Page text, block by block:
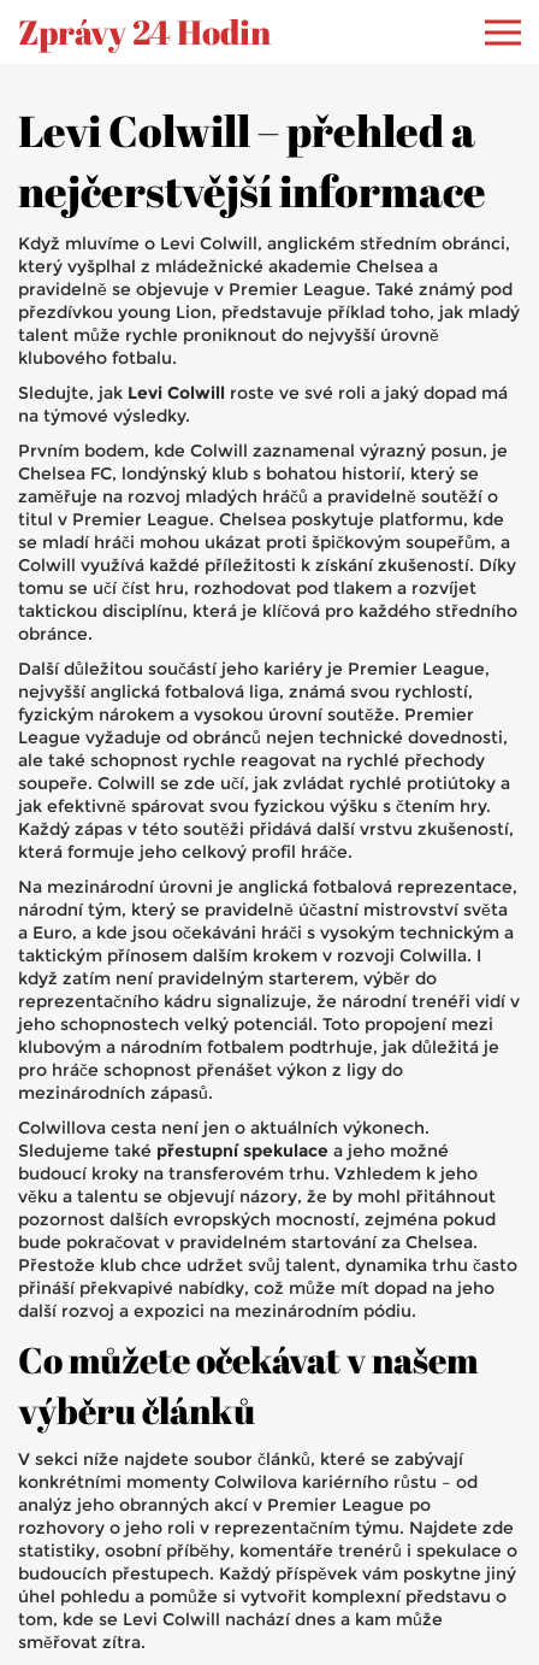
Zprávy 24 Hodin
Levi Colwill – přehled a
nejčerstvější informace
Když mluvíme o Levi Colwill, anglickém středním obránci,
který vyšplhal z mládežnické akademie Chelsea a
pravidelně se objevuje v Premier League. Také známý pod
přezdívkou young Lion, představuje příklad toho, jak mladý
talent může rychle proniknout do nejvyšší úrovně
klubového fotbalu.
Sledujte, jak Levi Colwill roste ve své roli a jaký dopad má
na týmové výsledky.
Prvním bodem, kde Colwill zaznamenal výrazný posun, je
Chelsea FC, londýnský klub s bohatou historií, který se
zaměřuje na rozvoj mladých hráčů a pravidelně soutěží o
titul v Premier League. Chelsea poskytuje platformu, kde
se mladí hráči mohou ukázat proti špičkovým soupeřům, a
Colwill využívá každé příležitosti k získání zkušeností. Díky
tomu se učí číst hru, rozhodovat pod tlakem a rozvíjet
taktickou disciplínu, která je klíčová pro každého středního
obránce.
Další důležitou součástí jeho kariéry je Premier League,
nejvyšší anglická fotbalová liga, známá svou rychlostí,
fyzickým nárokem a vysokou úrovní soutěže. Premier
League vyžaduje od obránců nejen technické dovednosti,
ale také schopnost rychle reagovat na rychlé přechody
soupeře. Colwill se zde učí, jak zvládat rychlé protiútoky a
jak efektivně spárovat svou fyzickou výšku s čtením hry.
Každý zápas v této soutěži přidává další vrstvu zkušeností,
která formuje jeho celkový profil hráče.
Na mezinárodní úrovni je anglická fotbalová reprezentace,
národní tým, který se pravidelně účastní mistrovství světa
a Euro, a kde jsou očekáváni hráči s vysokým technickým a
taktickým přínosem dalším krokem v rozvoji Colwilla. I
když zatím není pravidelným starterem, výběr do
reprezentačního kádru signalizuje, že národní trenéři vidí v
jeho schopnostech velký potenciál. Toto propojení mezi
klubovým a národním fotbalem podtrhuje, jak důležitá je
pro hráče schopnost přenášet výkon z ligy do
mezinárodních zápasů.
Colwillova cesta není jen o aktuálních výkonech.
Sledujeme také přestupní spekulace a jeho možné
budoucí kroky na transferovém trhu. Vzhledem k jeho
věku a talentu se objevují názory, že by mohl přitáhnout
pozornost dalších evropských mocností, zejména pokud
bude pokračovat v pravidelném startování za Chelsea.
Přestože klub chce udržet svůj talent, dynamika trhu často
přináší překvapivé nabídky, což může mít dopad na jeho
další rozvoj a expozici na mezinárodním pódiu.
Co můžete očekávat v našem
výběru článků
V sekci níže najdete soubor článků, které se zabývají
konkrétními momenty Colwilova kariérního růstu – od
analýz jeho obranných akcí v Premier League po
rozhovory o jeho roli v reprezentačním týmu. Najdete zde
statistiky, osobní příběhy, komentáře trenérů i spekulace o
budoucích přestupech. Každý příspěvek vám poskytne jiný
úhel pohledu a pomůže si vytvořit komplexní představu o
tom, kde se Levi Colwill nachází dnes a kam může
směřovat zítra.